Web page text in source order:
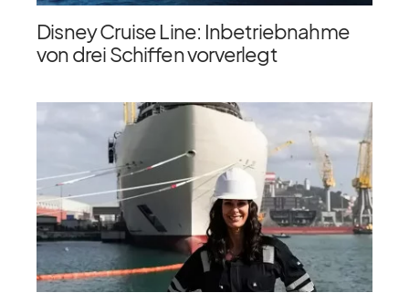
Disney Cruise Line: Inbetriebnahme
von drei Schiffen vorverlegt